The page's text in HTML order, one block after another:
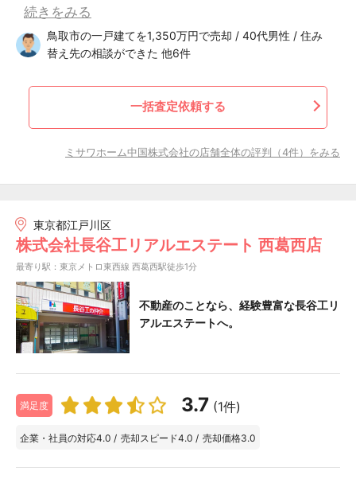
続きをみる
鳥取市の一戸建てを1,350万円で売却 / 40代男性 / 住み
替え先の相談ができた 他6件
一括査定依頼する
ミサワホーム中国株式会社の店舗全体の評判（4件）をみる
東京都江戸川区
株式会社長谷工リアルエステート 西葛西店
最寄り駅：東京メトロ東西線 西葛西駅徒歩1分
不動産のことなら、経験豊富な長谷工リ
アルエステートへ。
満足度 3.7 (1件)
企業・社員の対応4.0 / 売却スピード4.0 / 売却価格3.0